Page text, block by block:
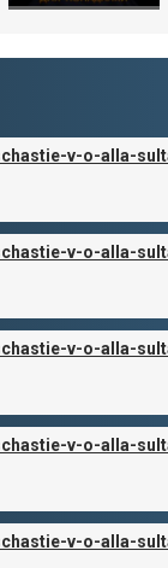
v-o-alla-
v-o-alla-
v-o-alla-
v-o-alla-
v-o-alla-